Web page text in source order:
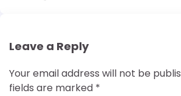
Leave a Reply
Your email address will not be
fields are marked *